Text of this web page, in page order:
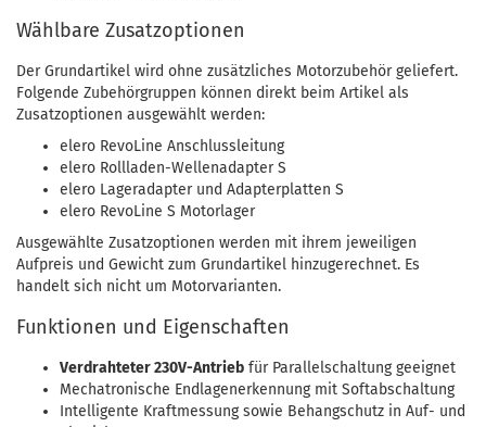
Wählbare Zusatzoptionen
Der Grundartikel wird ohne zusätzliches Motorzubehör geliefert.
Folgende Zubehörgruppen können direkt beim Artikel als
Zusatzoptionen ausgewählt werden:
elero RevoLine Anschlussleitung
elero Rollladen-Wellenadapter S
elero Lageradapter und Adapterplatten S
elero RevoLine S Motorlager
Ausgewählte Zusatzoptionen werden mit ihrem jeweiligen
Aufpreis und Gewicht zum Grundartikel hinzugerechnet. Es
handelt sich nicht um Motorvarianten.
Funktionen und Eigenschaften
Verdrahteter 230V-Antrieb für Parallelschaltung geeignet
Mechatronische Endlagenerkennung mit Softabschaltung
Intelligente Kraftmessung sowie Behangschutz in Auf- und